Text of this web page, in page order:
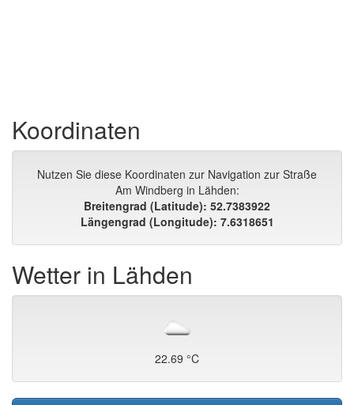
Koordinaten
Nutzen Sie diese Koordinaten zur Navigation zur Straße
Am Windberg in Lähden:
Breitengrad (Latitude): 52.7383922
Längengrad (Longitude): 7.6318651
Wetter in Lähden
22.69 °C